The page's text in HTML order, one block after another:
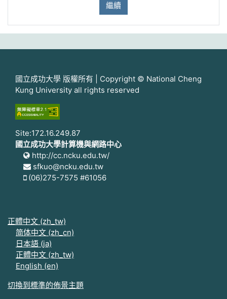
繼續
國立成功大學 版權所有 | Copyright © National Cheng
Kung University all rights reserved
Site:172.16.249.87
國立成功大學計算機與網路中心
http://cc.ncku.edu.tw/
sfkuo@ncku.edu.tw
(06)275-7575 #61056
正體中文 ‎(zh_tw)‎
简体中文 ‎(zh_cn)‎
日本語 ‎(ja)‎
正體中文 ‎(zh_tw)‎
English ‎(en)‎
切換到標準的佈景主題